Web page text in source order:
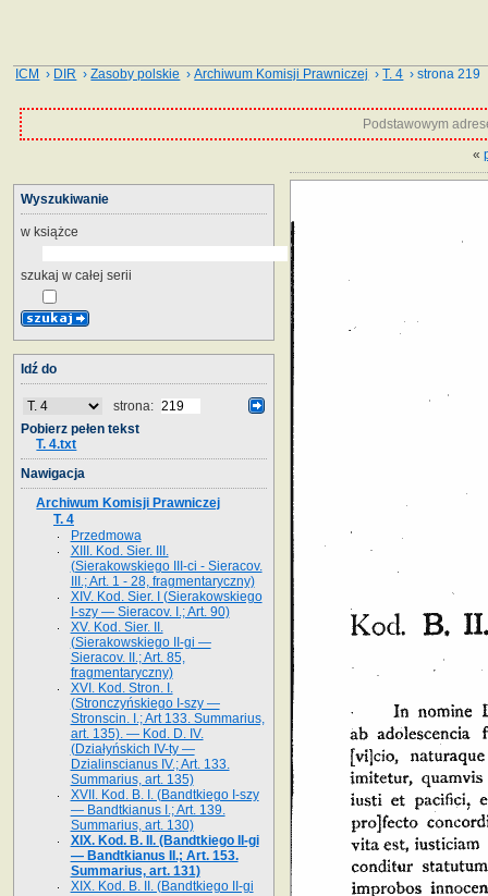
ICM › DIR ›Zasoby polskie ›Archiwum Komisji Prawniczej ›T. 4 › strona 219
Podstawowym
«
Wyszukiwanie
w książce
szukaj w całej serii
Idź do
strona:
Pobierz pełen tekst
T. 4.txt
Nawigacja
Archiwum Komisji Prawniczej
T. 4
Przedmowa
XIII. Kod. Sier. III.
(Sierakowskiego III-ci - Sieracov.
III.; Art. 1 - 28, fragmentaryczny)
XIV. Kod. Sier. I (Sierakowskiego
I-szy — Sieracov. I.; Art. 90)
XV. Kod. Sier. II.
(Sierakowskiego II-gi —
Sieracov. II.; Art. 85,
fragmentaryczny)
XVI. Kod. Stron. I.
(Stronczyńskiego I-szy —
Stronscin. I.; Art 133. Summarius,
art. 135). — Kod. D. IV.
(Działyńskich IV-ty —
Dzialinscianus IV.; Art. 133.
Summarius, art. 135)
XVII. Kod. B. I. (Bandtkiego I-szy
— Bandtkianus I.; Art. 139.
Summarius, art. 130)
XIX. Kod. B. II. (Bandtkiego II-gi
— Bandtkianus II.; Art. 153.
Summarius, art. 131)
XIX. Kod. B. II. (Bandtkiego II-gi